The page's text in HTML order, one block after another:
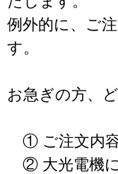
例外的に、ご
す。
お急ぎの方、
① ご注文内容
② 大光電機に